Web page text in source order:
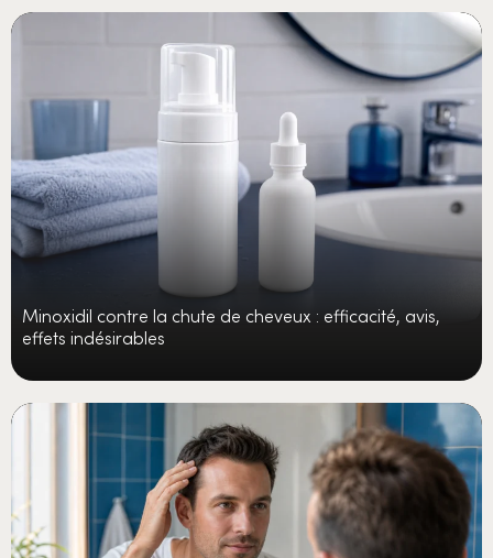
Minoxidil contre la chute de cheveux : efficacité, avis,
effets indésirables